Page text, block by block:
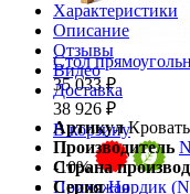
Стол
35 033 ₽
38 926 ₽
В корзину
-10%
Прихожая
Характеристики
Описание
Отзывы
Видео
Доставка
Артикул
Производитель
Страна
Серия Нордик